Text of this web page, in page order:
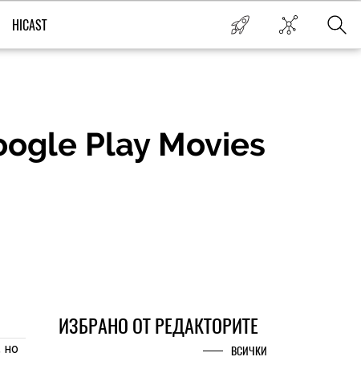
HICAST
Play Movies
но
ИЗБРАНО ОТ РЕДАКТОРИТЕ
ВСИЧКИ